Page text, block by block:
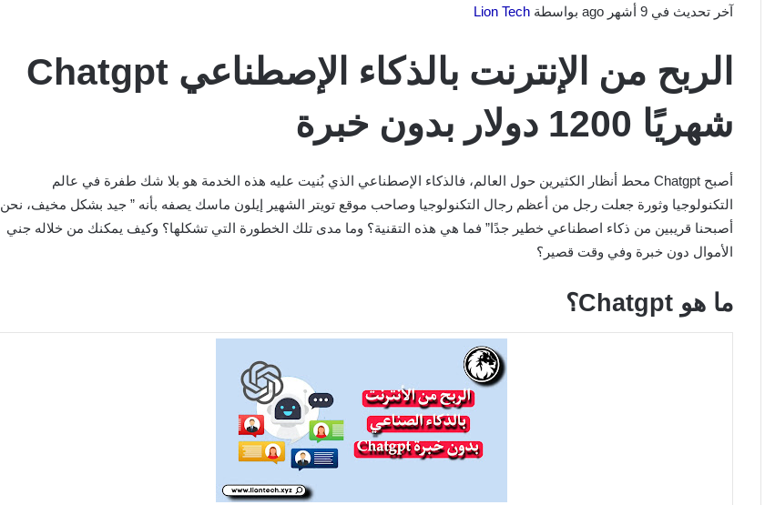
آخر تحديث في 9 أشهر ago بواسطة Lion Tech
الربح من الإنترنت بالذكاء الإصطناعي Chatgpt
شهريًا 1200 دولار بدون خبرة
أصبح Chatgpt محط أنظار الكثيرين حول العالم، فالذكاء الإصطناعي الذي بُنيت عليه هذه الخدمة هو بلا شك طفرة في عالم
التكنولوجيا وثورة جعلت رجل من أعظم رجال التكنولوجيا وصاحب موقع تويتر الشهير إيلون ماسك يصفه بأنه ” جيد بشكل مخيف، نحن
أصبحنا قريبين من ذكاء اصطناعي خطير جدًا” فما هي هذه التقنية؟ وما مدى تلك الخطورة التي تشكلها؟ وكيف يمكنك من خلاله جني
الأموال دون خبرة وفي وقت قصير؟
ما هو Chatgpt؟